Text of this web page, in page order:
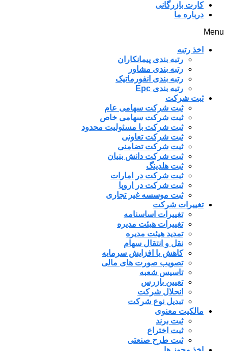
کارت بازرگانی
درباره ما
Menu
اخذ رتبه
رتبه بندی پیمانکاران
رتبه بندی مشاور
رتبه بندی انفورماتیک
رتبه بندی Epc
ثبت شرکت
ثبت شرکت سهامی عام
ثبت شرکت سهامی خاص
ثبت شرکت با مسئولیت محدود
ثبت شرکت تعاونی
ثبت شرکت تضامنی
ثبت شرکت دانش بنیان
ثبت هلدینگ
ثبت شرکت در امارات
ثبت شرکت در اروپا
ثبت موسسه غیر تجاری
تغییرات شرکت
تغییرات اساسنامه
تغییرات هیئت مدیره
تمدید هیئت مدیره
نقل و انتقال سهام
کاهش یا افزایش سرمایه
تصویب صورت های مالی
تاسیس شعبه
تعیین بازرس
انحلال شرکت
تبدیل نوع شرکت
مالکیت معنوی
ثبت برند
ثبت اختراع
ثبت طرح صنعتی